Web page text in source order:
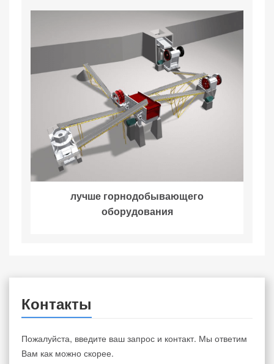
лучше горнодобывающего
оборудования
Контакты
Пожалуйста, введите ваш запрос и контакт. Мы ответим
Вам как можно скорее.